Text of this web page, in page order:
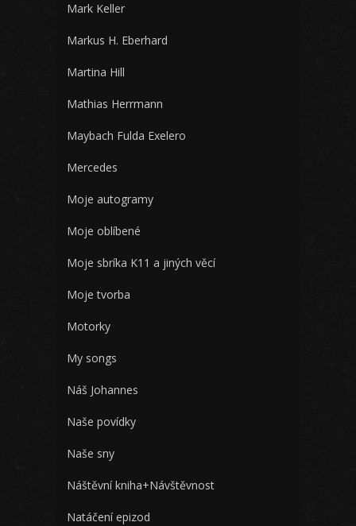
Mark Keller
Markus H. Eberhard
Martina Hill
Mathias Herrmann
Maybach Fulda Exelero
Mercedes
Moje autogramy
Moje oblíbené
Moje sbríka K11 a jiných věcí
Moje tvorba
Motorky
My songs
Náš Johannes
Naše povídky
Naše sny
Náštěvní kniha+Návštěvnost
Natáčení epizod